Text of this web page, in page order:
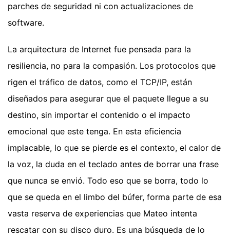
parches de seguridad ni con actualizaciones de
software.
La arquitectura de Internet fue pensada para la
resiliencia, no para la compasión. Los protocolos que
rigen el tráfico de datos, como el TCP/IP, están
diseñados para asegurar que el paquete llegue a su
destino, sin importar el contenido o el impacto
emocional que este tenga. En esta eficiencia
implacable, lo que se pierde es el contexto, el calor de
la voz, la duda en el teclado antes de borrar una frase
que nunca se envió. Todo eso que se borra, todo lo
que se queda en el limbo del búfer, forma parte de esa
vasta reserva de experiencias que Mateo intenta
rescatar con su disco duro. Es una búsqueda de lo